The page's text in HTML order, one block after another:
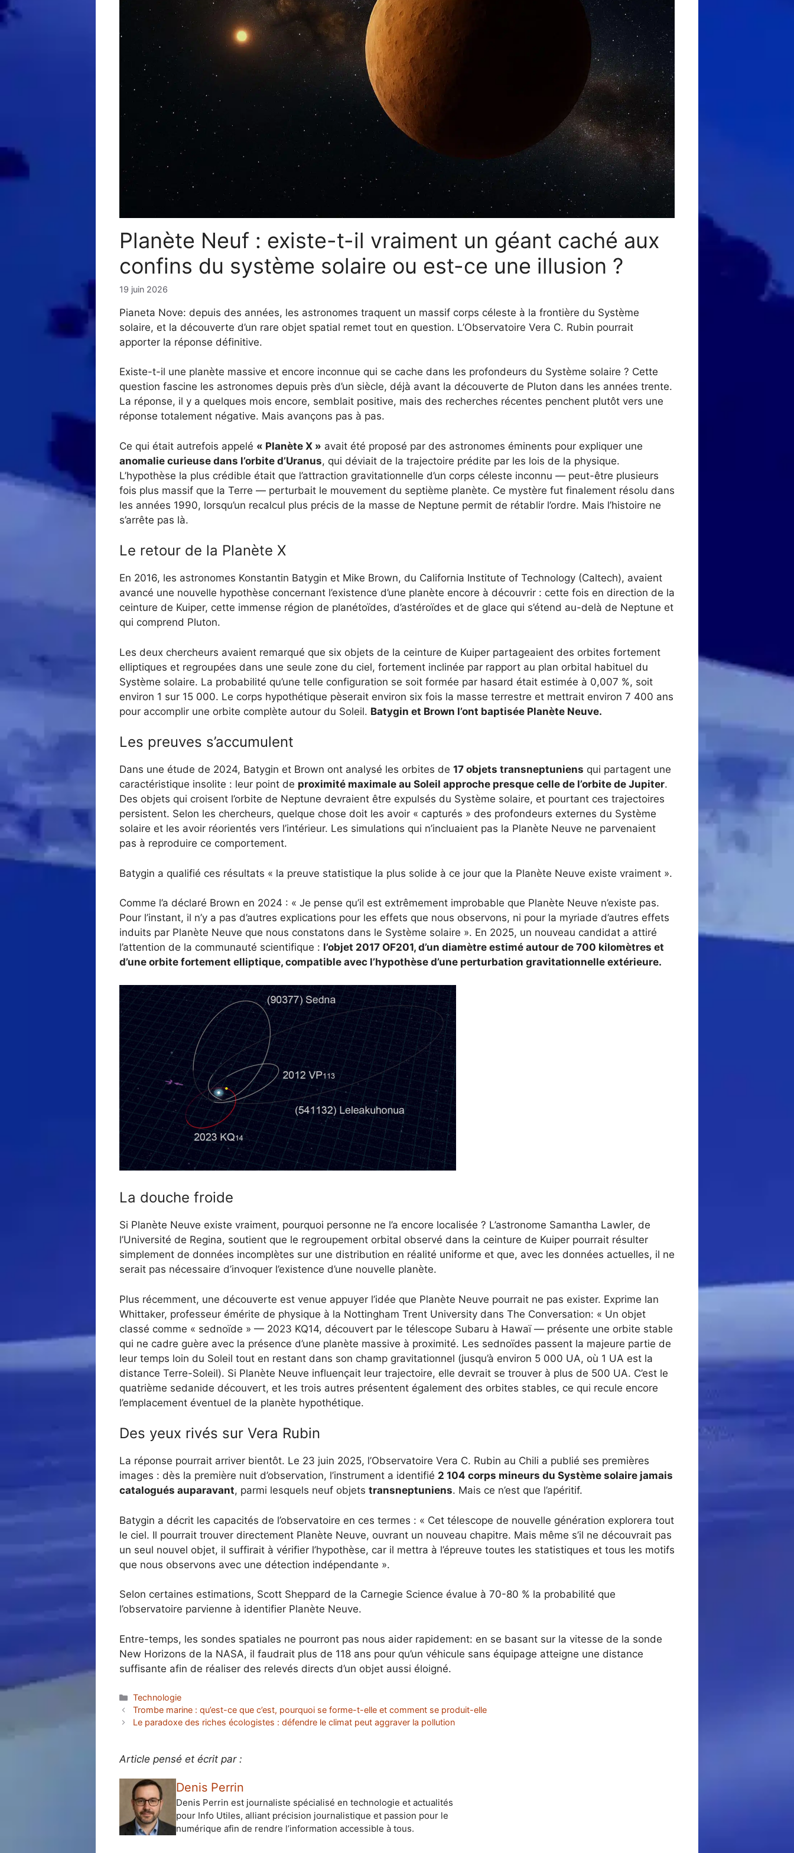
Planète Neuf : existe-t-il vraiment un géant caché aux
confins du système solaire ou est-ce une illusion ?
19 juin 2026
Pianeta Nove: depuis des années, les astronomes traquent un massif corps céleste à la frontière du Système
solaire, et la découverte d’un rare objet spatial remet tout en question. L’Observatoire Vera C. Rubin pourrait
apporter la réponse définitive.
Existe-t-il une planète massive et encore inconnue qui se cache dans les profondeurs du Système solaire ? Cette
question fascine les astronomes depuis près d’un siècle, déjà avant la découverte de Pluton dans les années trente.
La réponse, il y a quelques mois encore, semblait positive, mais des recherches récentes penchent plutôt vers une
réponse totalement négative. Mais avançons pas à pas.
Ce qui était autrefois appelé « Planète X » avait été proposé par des astronomes éminents pour expliquer une
anomalie curieuse dans l’orbite d’Uranus, qui déviait de la trajectoire prédite par les lois de la physique.
L’hypothèse la plus crédible était que l’attraction gravitationnelle d’un corps céleste inconnu — peut-être plusieurs
fois plus massif que la Terre — perturbait le mouvement du septième planète. Ce mystère fut finalement résolu dans
les années 1990, lorsqu’un recalcul plus précis de la masse de Neptune permit de rétablir l’ordre. Mais l’histoire ne
s’arrête pas là.
Le retour de la Planète X
En 2016, les astronomes Konstantin Batygin et Mike Brown, du California Institute of Technology (Caltech), avaient
avancé une nouvelle hypothèse concernant l’existence d’une planète encore à découvrir : cette fois en direction de la
ceinture de Kuiper, cette immense région de planétoïdes, d’astéroïdes et de glace qui s’étend au-delà de Neptune et
qui comprend Pluton.
Les deux chercheurs avaient remarqué que six objets de la ceinture de Kuiper partageaient des orbites fortement
elliptiques et regroupées dans une seule zone du ciel, fortement inclinée par rapport au plan orbital habituel du
Système solaire. La probabilité qu’une telle configuration se soit formée par hasard était estimée à 0,007 %, soit
environ 1 sur 15 000. Le corps hypothétique pèserait environ six fois la masse terrestre et mettrait environ 7 400 ans
pour accomplir une orbite complète autour du Soleil. Batygin et Brown l’ont baptisée Planète Neuve.
Les preuves s’accumulent
Dans une étude de 2024, Batygin et Brown ont analysé les orbites de 17 objets transneptuniens qui partagent une
caractéristique insolite : leur point de proximité maximale au Soleil approche presque celle de l’orbite de Jupiter.
Des objets qui croisent l’orbite de Neptune devraient être expulsés du Système solaire, et pourtant ces trajectoires
persistent. Selon les chercheurs, quelque chose doit les avoir « capturés » des profondeurs externes du Système
solaire et les avoir réorientés vers l’intérieur. Les simulations qui n’incluaient pas la Planète Neuve ne parvenaient
pas à reproduire ce comportement.
Batygin a qualifié ces résultats « la preuve statistique la plus solide à ce jour que la Planète Neuve existe vraiment ».
Comme l’a déclaré Brown en 2024 : « Je pense qu’il est extrêmement improbable que Planète Neuve n’existe pas.
Pour l’instant, il n’y a pas d’autres explications pour les effets que nous observons, ni pour la myriade d’autres effets
induits par Planète Neuve que nous constatons dans le Système solaire ». En 2025, un nouveau candidat a attiré
l’attention de la communauté scientifique : l’objet 2017 OF201, d’un diamètre estimé autour de 700 kilomètres et
d’une orbite fortement elliptique, compatible avec l’hypothèse d’une perturbation gravitationnelle extérieure.
La douche froide
Si Planète Neuve existe vraiment, pourquoi personne ne l’a encore localisée ? L’astronome Samantha Lawler, de
l’Université de Regina, soutient que le regroupement orbital observé dans la ceinture de Kuiper pourrait résulter
simplement de données incomplètes sur une distribution en réalité uniforme et que, avec les données actuelles, il ne
serait pas nécessaire d’invoquer l’existence d’une nouvelle planète.
Plus récemment, une découverte est venue appuyer l’idée que Planète Neuve pourrait ne pas exister. Exprime Ian
Whittaker, professeur émérite de physique à la Nottingham Trent University dans The Conversation: « Un objet
classé comme « sednoïde » — 2023 KQ14, découvert par le télescope Subaru à Hawaï — présente une orbite stable
qui ne cadre guère avec la présence d’une planète massive à proximité. Les sednoïdes passent la majeure partie de
leur temps loin du Soleil tout en restant dans son champ gravitationnel (jusqu’à environ 5 000 UA, où 1 UA est la
distance Terre-Soleil). Si Planète Neuve influençait leur trajectoire, elle devrait se trouver à plus de 500 UA. C’est le
quatrième sedanide découvert, et les trois autres présentent également des orbites stables, ce qui recule encore
l’emplacement éventuel de la planète hypothétique.
Des yeux rivés sur Vera Rubin
La réponse pourrait arriver bientôt. Le 23 juin 2025, l’Observatoire Vera C. Rubin au Chili a publié ses premières
images : dès la première nuit d’observation, l’instrument a identifié 2 104 corps mineurs du Système solaire jamais
catalogués auparavant, parmi lesquels neuf objets transneptuniens. Mais ce n’est que l’apéritif.
Batygin a décrit les capacités de l’observatoire en ces termes : « Cet télescope de nouvelle génération explorera tout
le ciel. Il pourrait trouver directement Planète Neuve, ouvrant un nouveau chapitre. Mais même s’il ne découvrait pas
un seul nouvel objet, il suffirait à vérifier l’hypothèse, car il mettra à l’épreuve toutes les statistiques et tous les motifs
que nous observons avec une détection indépendante ».
Selon certaines estimations, Scott Sheppard de la Carnegie Science évalue à 70-80 % la probabilité que
l’observatoire parvienne à identifier Planète Neuve.
Entre-temps, les sondes spatiales ne pourront pas nous aider rapidement: en se basant sur la vitesse de la sonde
New Horizons de la NASA, il faudrait plus de 118 ans pour qu’un véhicule sans équipage atteigne une distance
suffisante afin de réaliser des relevés directs d’un objet aussi éloigné.
Catégories
Technologie
Trombe marine : qu’est-ce que c’est, pourquoi se forme-t-elle et comment se produit-elle
Le paradoxe des riches écologistes : défendre le climat peut aggraver la pollution
Article pensé et écrit par :
Denis Perrin
Denis Perrin est journaliste spécialisé en technologie et actualités
pour Info Utiles, alliant précision journalistique et passion pour le
numérique afin de rendre l’information accessible à tous.